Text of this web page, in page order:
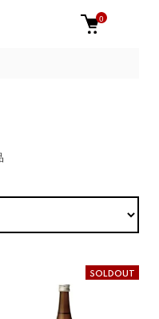
0
SOLDOUT